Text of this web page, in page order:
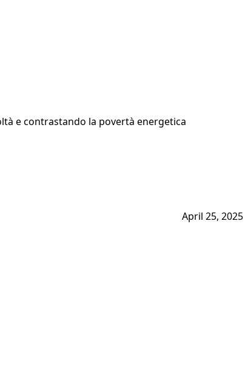
e contrastando la povertà energetica
April 25, 2025